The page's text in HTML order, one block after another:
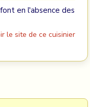
en l'absence des
le site de ce cuisinier